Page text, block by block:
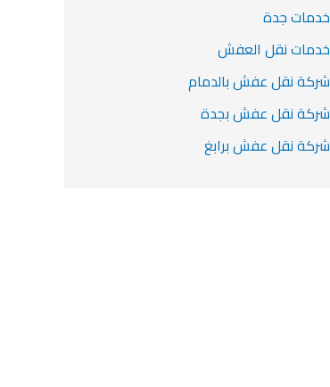
خدمات جدة
خدمات نقل العفش
شركة نقل عفش بالدمام
شركة نقل عفش بجدة
شركة نقل عفش برابغ